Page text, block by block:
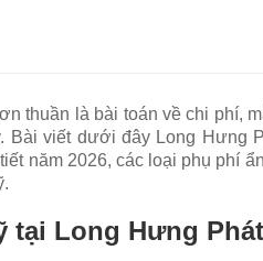
thuần là bài toán về chi phí,
Bài viết dưới đây Long Hưng
năm 2026, các loại phụ phí
tại Long Hưng Phát